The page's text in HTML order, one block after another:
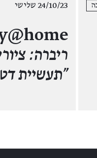
24/10/23 שלישי
/
ריברה:
”תעשיית